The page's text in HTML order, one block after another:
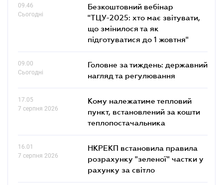
09.46
Сьогодні
Безкоштовний вебінар
"ТЦУ-2025: хто має звітувати,
що змінилося та як
підготуватися до 1 жовтня"
09.00
Сьогодні
Головне за тиждень: державний
нагляд та регулювання
17.05
7 серпня 2026
Кому належатиме тепловий
пункт, встановлений за кошти
теплопостачальника
16.01
7 серпня 2026
НКРЕКП встановила правила
розрахунку "зеленої" частки у
рахунку за світло